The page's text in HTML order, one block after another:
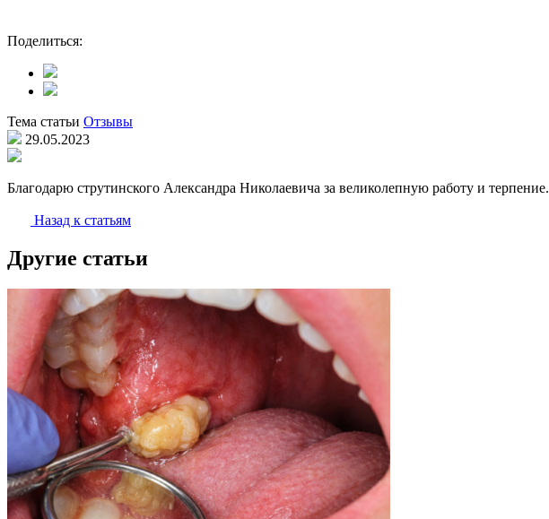
Поделиться:
Тема статьи Отзывы
29.05.2023
Благодарю струтинского Александра Николаевича за великолепную работу и терпение.
Назад к статьям
Другие статьи